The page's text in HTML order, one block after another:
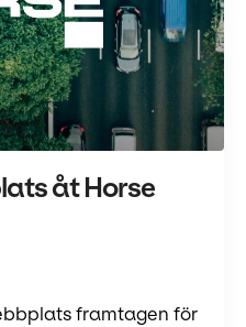
åt Horse
framtagen för